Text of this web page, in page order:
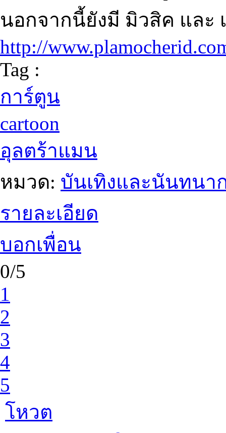
นอกจากนี้ยังมี มิวสิค และ
http://
Tag :
การ์ตูน
cartoon
อุลตร้าแมน
หมวด: บันเทิงและนันทนา
รายละเอียด
บอกเพื่อน
0/5
1
2
3
4
5
โหวต